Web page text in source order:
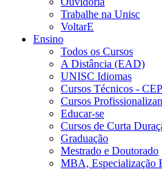
Trabalhe na Unisc
VoltarE
Ensino
Todos os Cursos
A Distância (EAD)
UNISC Idiomas
Cursos Técnicos -
Cursos
Educar-se
Cursos de Curta
Graduação
Mestrado e Doutorado
MBA, Especialização